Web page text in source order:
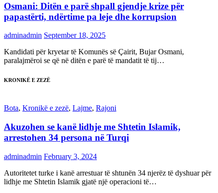
Osmani: Ditën e parë shpall gjendje krize për
papastërti, ndërtime pa leje dhe korrupsion
adminadmin September 18, 2025
Kandidati për kryetar të Komunës së Çairit, Bujar Osmani,
paralajmëroi se që në ditën e parë të mandatit të tij…
KRONIKË E ZEZË
Bota, Kronikë e zezë, Lajme, Rajoni
Akuzohen se kanë lidhje me Shtetin Islamik,
arrestohen 34 persona në Turqi
adminadmin February 3, 2024
Autoritetet turke i kanë arrestuar të shtunën 34 njerëz të dyshuar për
lidhje me Shtetin Islamik gjatë një operacioni të…